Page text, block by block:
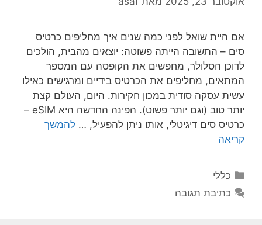
אם היית שואל לפני כמה שנים איך מחליפים כרטיס
סים – התשובה הייתה פשוטה: יוצאים מהבית, הולכים
לדוכן הסלולר, מחפשים את הקופסה עם המספר
המתאים, מחליפים את הכרטיס בידיים ומרגישים כאילו
עשית עסקה סודית במכון חקירות. היום, העולם קצת
יותר טוב (וגם יותר פשוט). הפינה החדשה היא eSIM –
כרטיס סים דיגיטלי, אותו ניתן להפעיל, … להמשך
קריאה
קטגוריות
כללי
כתיבת תגובה